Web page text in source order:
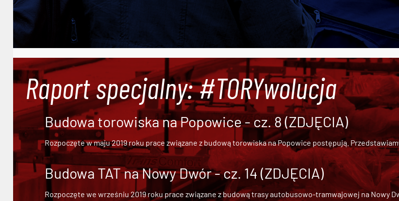
Raport specjalny: #TORYwolucja
Budowa torowiska na Popowice - cz. 8 (ZDJĘCIA)
Rozpoczęte w maju 2019 roku prace związane z budową torowiska na Popowice postępują.
Budowa TAT na Nowy Dwór - cz. 14 (ZDJĘCIA)
Rozpoczęte we wrześniu 2019 roku prace związane zbudową trasy autobusowo-tramwajowej na Nowy